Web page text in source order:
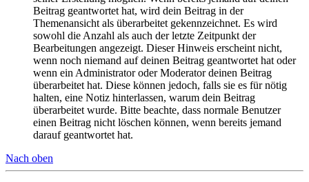
Beitrag geantwortet hat, wird dein Beitrag in der
Themenansicht als überarbeitet gekennzeichnet. Es wird
sowohl die Anzahl als auch der letzte Zeitpunkt der
Bearbeitungen angezeigt. Dieser Hinweis erscheint nicht,
wenn noch niemand auf deinen Beitrag geantwortet hat oder
wenn ein Administrator oder Moderator deinen Beitrag
überarbeitet hat. Diese können jedoch, falls sie es für nötig
halten, eine Notiz hinterlassen, warum dein Beitrag
überarbeitet wurde. Bitte beachte, dass normale Benutzer
einen Beitrag nicht löschen können, wenn bereits jemand
darauf geantwortet hat.
Nach oben